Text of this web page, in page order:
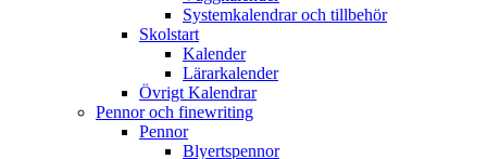
Systemkalendrar och tillbehör
Skolstart
Kalender
Lärarkalender
Övrigt Kalendrar
Pennor och finewriting
Pennor
Blyertspennor